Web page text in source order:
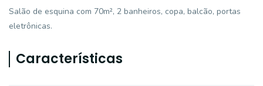
Salão de esquina com 70m², 2 banheiros, copa, balcão, portas
eletrônicas.
Características